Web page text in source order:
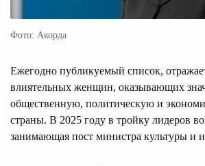
Фото: Акорда
Ежегодно публикуемый список,
влиятельных женщин, оказывающих
общественную, политическую и
страны. В 2025 году в тройку лидеров
занимающая пост министра культуры и